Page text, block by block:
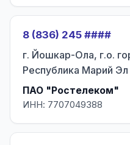
8 (836) 245 ####
г. Йошкар-Ола, г.о.
Республика Марий Эл
ПАО "Ростелеком"
ИНН: 7707049388